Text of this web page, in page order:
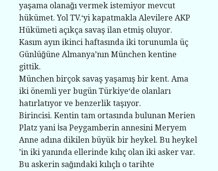
yaşama olanağı vermek istemiyor mevcut
hükümet. Yol TV.‘yi kapatmakla Alevilere AKP
Hükümeti açıkça savaş ilan etmiş oluyor.
Kasım ayın ikinci haftasında iki torunumla üç
Günlüğüne Almanya’nın München kentine
gittik.
München birçok savaş yaşamış bir kent. Ama
iki önemli yer bugün Türkiye‘de olanları
hatırlatıyor ve benzerlik taşıyor.
Birincisi. Kentin tam ortasında bulunan Merien
Platz yani İsa Peygamberin annesini Meryem
Anne adına dikilen büyük bir heykel. Bu heykel
’in iki yanında ellerinde kılıç olan iki asker var.
Bu askerin sağındaki kılıçlı o tarihte